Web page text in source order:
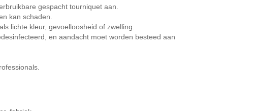
gespacht tourniquet aan.
kan schaden.
lichte kleur, gevoelloosheid of zwelling.
en aandacht moet worden besteed aan